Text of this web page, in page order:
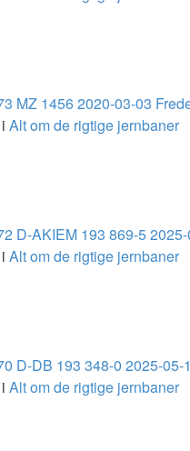
MZ 1456 2020-03-03
Alt om de rigtige jernbaner
D-AKIEM 193 869-5
Alt om de rigtige jernbaner
D-DB 193 348-0 2025-05-
Alt om de rigtige jernbaner